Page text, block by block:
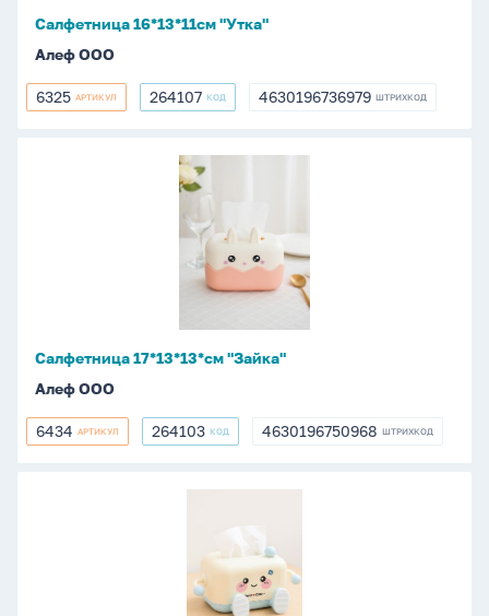
Салфетница 16*13*11см "Утка"
Алеф ООО
6325
6325 АРТИКУЛ 264107
264107 КОД 4630196736979
4630196736979 ШТРИХКОД
Салфетница 17*13*13*см "Зайка"
Алеф ООО
6434
6434 АРТИКУЛ 264103
264103 КОД 4630196750968
4630196750968 ШТРИХКОД